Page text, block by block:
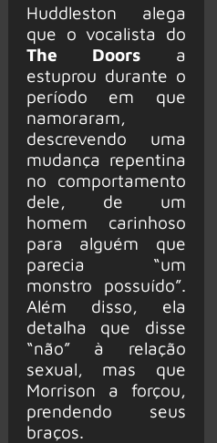
Huddleston alega
que o vocalista do
The Doorsa
estuprou durante o
período em que
namoraram,
descrevendo uma
mudança repentina
no comportamento
dele, de um
homem carinhoso
para alguém que
parecia “um
monstro possuído”.
Além disso, ela
detalha que disse
“não” à relação
sexual, mas que
Morrison a forçou,
prendendo seus
braços.